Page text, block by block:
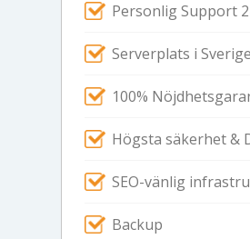
Personlig Support
Serverplats i
100%
Högsta säkerhet &
SEO-vänlig
Backup